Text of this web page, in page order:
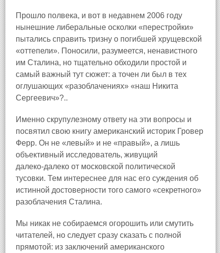
Прошло полвека, и вот в недавнем 2006 году
нынешние либеральные осколки «перестройки»
пытались справить тризну о погибшей хрущевской
«оттепели». Поносили, разумеется, ненавистного
им Сталина, но тщательно обходили простой и
самый важный тут сюжет: а точен ли был в тех
оглушающих «разоблачениях» «наш Никита
Сергеевич»?..
Именно скрупулезному ответу на эти вопросы и
посвятил свою книгу американский историк Гровер
Ферр. Он не «левый» и не «правый», а лишь
объективный исследователь, живущий
далеко‑далеко от московской политической
тусовки. Тем интереснее для нас его суждения об
истинной достоверности того самого «секретного»
разоблачения Сталина.
Мы никак не собираемся огорошить или смутить
читателей, но следует сразу сказать с полной
прямотой: из заключений американского